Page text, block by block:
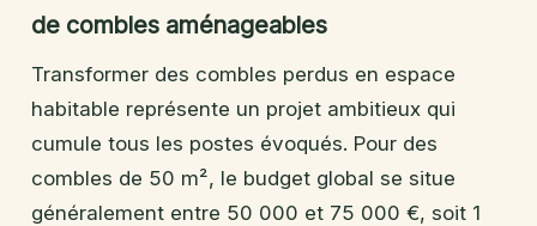
de combles aménageables
Transformer des combles perdus en espace
habitable représente un projet ambitieux qui
cumule tous les postes évoqués. Pour des
combles de 50 m², le budget global se situe
généralement entre 50 000 et 75 000 €, soit 1